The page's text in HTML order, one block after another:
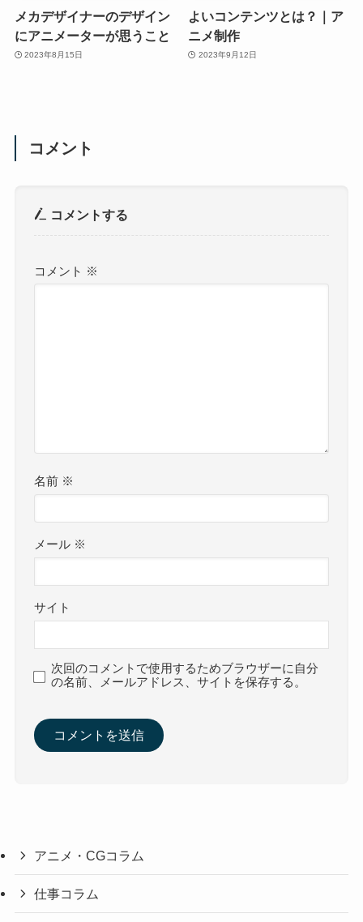
メカデザイナーのデザイン
にアニメーターが思うこと
2023年8月15日
よいコンテンツとは？｜ア
ニメ制作
2023年9月12日
コメント
コメントする
コメント ※
名前 ※
メール ※
サイト
次回のコメントで使用するためブラウザーに自分
の名前、メールアドレス、サイトを保存する。
アニメ・CGコラム
仕事コラム